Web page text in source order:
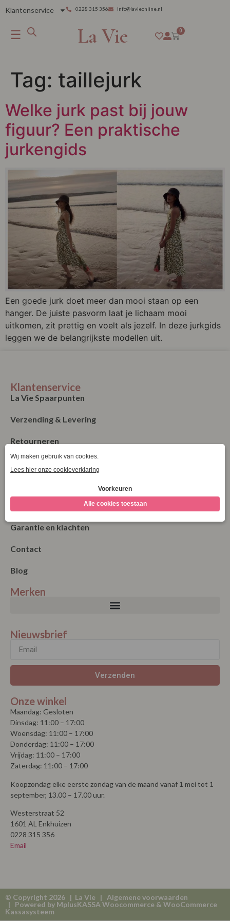
Klantenservice 0228 315 356 info@lavieonline.nl
☰ La Vie 0
Tag: taillejurk
Welke jurk past bij jouw
figuur? Een praktische
jurkengids
Een goede jurk doet meer dan mooi staan op een
hanger. De juiste pasvorm laat je lichaam mooi
uitkomen, zit prettig en voelt als jezelf. In deze jurkgids
leggen we de belangrijkste modellen uit.
Klantenservice
La Vie Spaarpunten
Verzending & Levering
Retourneren
Bestellen
Algemene Voorwaarden
Garantie en klachten
Contact
Blog
Merken
Nieuwsbrief
Verzenden
Onze winkel
Maandag: Gesloten
Dinsdag: 11:00 – 17:00
Woensdag: 11:00 – 17:00
Donderdag: 11:00 – 17:00
Vrijdag: 11:00 – 17:00
Zaterdag: 11:00 – 17:00
Koopzondag elke eerste zondag van de maand vanaf 1 mei tot 1
september, 13.00 – 17.00 uur.
Westerstraat 52
1601 AL Enkhuizen
0228 315 356
Email
© Copyright 2026 | La Vie | Algemene voorwaarden
| Powered by MplusKASSA Woocommerce & WooCommerce
Kassasysteem